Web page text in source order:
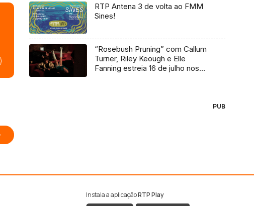
RTP Antena 3 de volta ao FMM
Sines!
“Rosebush Pruning” com Callum
Turner, Riley Keough e Elle
Fanning estreia 16 de julho nos
PUB
Instala a aplicaçãoRTP Play